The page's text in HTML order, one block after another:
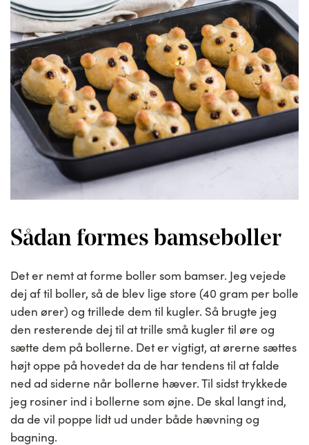
Sådan formes bamseboller
Det er nemt at forme boller som bamser. Jeg vejede
dej af til boller, så de blev lige store (40 gram per bolle
uden ører) og trillede dem til kugler. Så brugte jeg
den resterende dej til at trille små kugler til øre og
sætte dem på bollerne. Det er vigtigt, at ørerne sættes
højt oppe på hovedet da de har tendens til at falde
ned ad siderne når bollerne hæver. Til sidst trykkede
jeg rosiner ind i bollerne som øjne. De skal langt ind,
da de vil poppe lidt ud under både hævning og
bagning.